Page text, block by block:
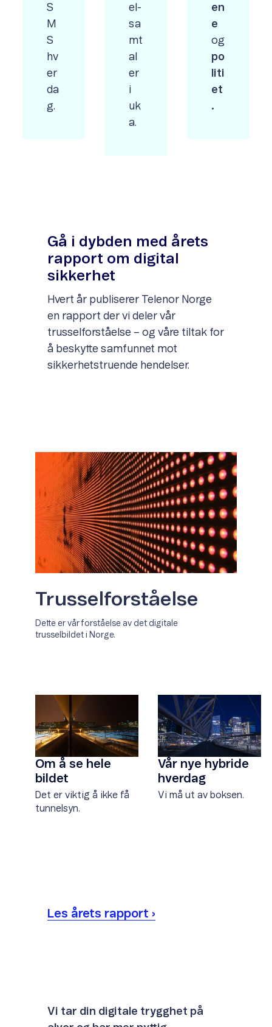
S
M
S
hv
er
da
g.
el-
sa
mt
al
er
i
uk
a.
en
e
og
po
liti
et
.
Gå i dybden med årets
rapport om digital
sikkerhet
Hvert år publiserer Telenor Norge
en rapport der vi deler vår
trusselforståelse – og våre tiltak for
å beskytte samfunnet mot
sikkerhetstruende hendelser.
Trusselforståelse
Dette er vår forståelse av det digitale
trusselbildet i Norge.
Om å se hele
bildet
Det er viktig å ikke få
tunnelsyn.
Vår nye hybride
hverdag
Vi må ut av boksen.
Les årets rapport ›
Vi tar din digitale trygghet på